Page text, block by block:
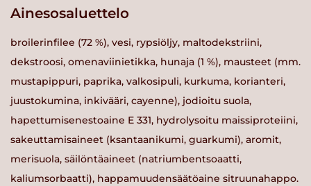
Ainesosaluettelo
broilerinfilee (72 %), vesi, rypsiöljy, maltodekstriini,
dekstroosi, omenaviinietikka, hunaja (1 %), mausteet (mm.
mustapippuri, paprika, valkosipuli, kurkuma, korianteri,
juustokumina, inkivääri, cayenne), jodioitu suola,
hapettumisenestoaine E 331, hydrolysoitu maissiproteiini,
sakeuttamisaineet (ksantaanikumi, guarkumi), aromit,
merisuola, säilöntäaineet (natriumbentsoaatti,
kaliumsorbaatti), happamuudensäätöaine sitruunahappo.